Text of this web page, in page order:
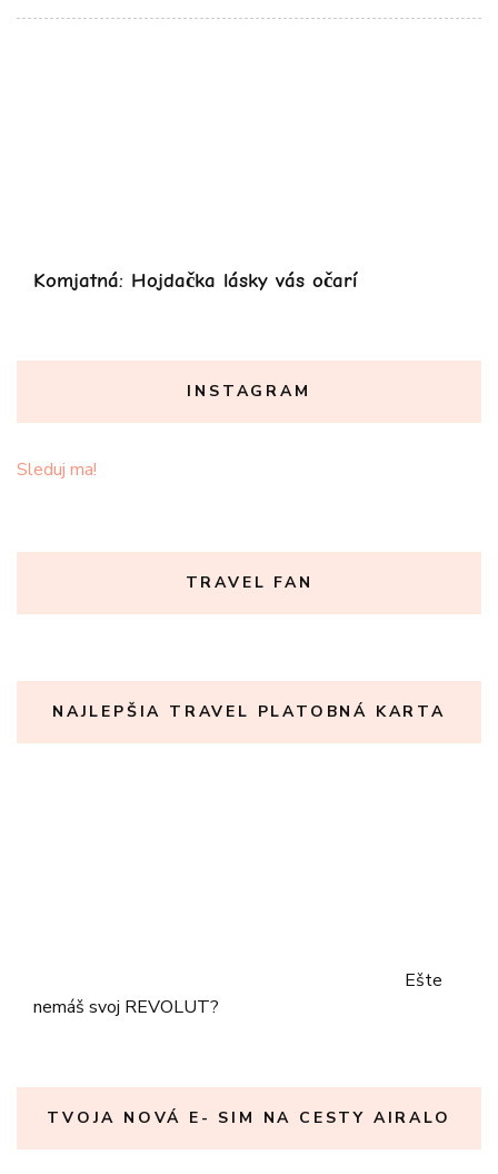
Komjatná: Hojdačka lásky vás očarí
INSTAGRAM
Sleduj ma!
TRAVEL FAN
NAJLEPŠIA TRAVEL PLATOBNÁ KARTA
Ešte
nemáš svoj REVOLUT?
TVOJA NOVÁ E- SIM NA CESTY AIRALO